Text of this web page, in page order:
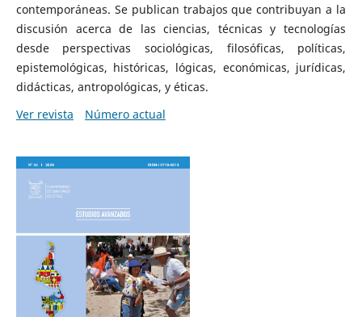
contemporáneas. Se publican trabajos que contribuyan a la
discusión acerca de las ciencias, técnicas y tecnologías
desde perspectivas sociológicas, filosóficas, políticas,
epistemológicas, históricas, lógicas, económicas, jurídicas,
didácticas, antropológicas, y éticas.
Ver revista
Número actual